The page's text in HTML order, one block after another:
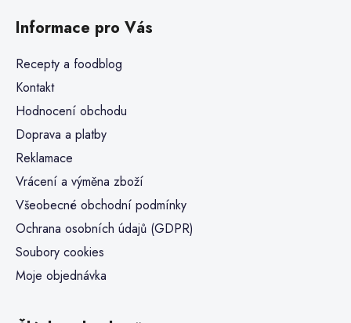
Informace pro Vás
Recepty a foodblog
Kontakt
Hodnocení obchodu
Doprava a platby
Reklamace
Vrácení a výměna zboží
Všeobecné obchodní podmínky
Ochrana osobních údajů (GDPR)
Soubory cookies
Moje objednávka